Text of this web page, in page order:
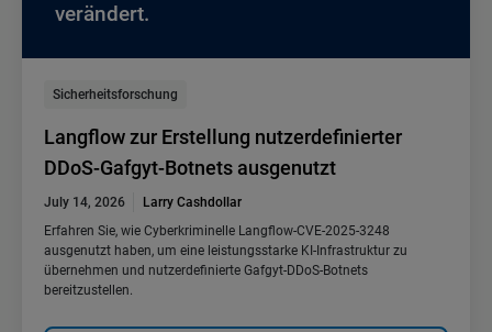
verändert.
Sicherheitsforschung
Langflow zur Erstellung nutzerdefinierter
DDoS-Gafgyt-Botnets ausgenutzt
July 14, 2026
Larry Cashdollar
Erfahren Sie, wie Cyberkriminelle Langflow-CVE-2025-3248
ausgenutzt haben, um eine leistungsstarke KI-Infrastruktur zu
übernehmen und nutzerdefinierte Gafgyt-DDoS-Botnets
bereitzustellen.